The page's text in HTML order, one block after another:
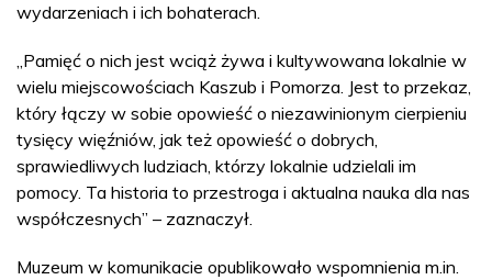
wydarzeniach i ich bohaterach.
„Pamięć o nich jest wciąż żywa i kultywowana lokalnie w
wielu miejscowościach Kaszub i Pomorza. Jest to przekaz,
który łączy w sobie opowieść o niezawinionym cierpieniu
tysięcy więźniów, jak też opowieść o dobrych,
sprawiedliwych ludziach, którzy lokalnie udzielali im
pomocy. Ta historia to przestroga i aktualna nauka dla nas
współczesnych” – zaznaczył.
Muzeum w komunikacie opublikowało wspomnienia m.in.